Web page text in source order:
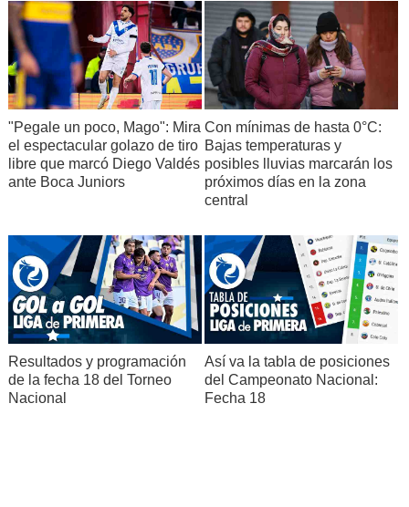
"Pegale un poco, Mago": Mira
el espectacular golazo de tiro
libre que marcó Diego Valdés
ante Boca Juniors
Con mínimas de hasta 0°C:
Bajas temperaturas y
posibles lluvias marcarán los
próximos días en la zona
central
Resultados y programación
de la fecha 18 del Torneo
Nacional
Así va la tabla de posiciones
del Campeonato Nacional:
Fecha 18